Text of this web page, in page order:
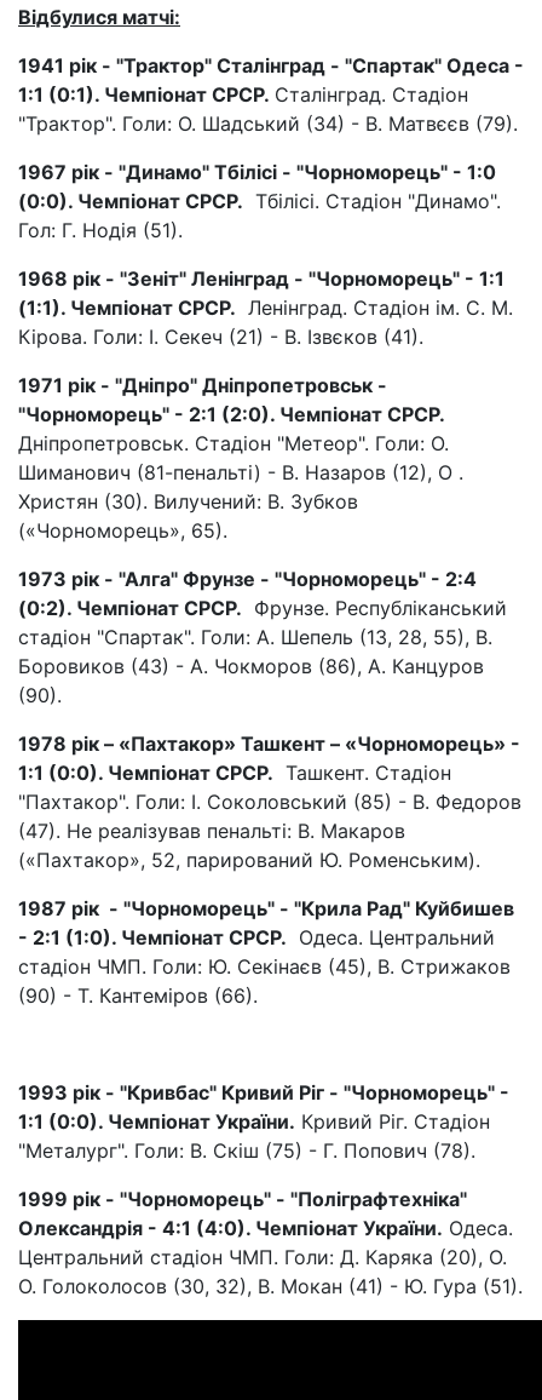
Відбулися матчі:
1941 рік - "Трактор" Сталінград - "Спартак" Одеса -
1:1 (0:1). Чемпіонат СРСР. Сталінград. Стадіон
"Трактор". Голи: О. Шадський (34) - В. Матвєєв (79).
1967 рік - "Динамо" Тбілісі - "Чорноморець" - 1:0
(0:0). Чемпіонат СРСР. Тбілісі. Стадіон "Динамо".
Гол: Г. Нодія (51).
1968 рік - "Зеніт" Ленінград - "Чорноморець" - 1:1
(1:1). Чемпіонат СРСР. Ленінград. Стадіон ім. С. М.
Кірова. Голи: І. Секеч (21) - В. Ізвєков (41).
1971 рік - "Дніпро" Дніпропетровськ -
"Чорноморець" - 2:1 (2:0). Чемпіонат СРСР.
Дніпропетровськ. Стадіон "Метеор". Голи: О.
Шиманович (81-пенальті) - В. Назаров (12), О .
Христян (30). Вилучений: В. Зубков
(«Чорноморець», 65).
1973 рік - "Алга" Фрунзе - "Чорноморець" - 2:4
(0:2). Чемпіонат СРСР. Фрунзе. Республіканський
стадіон "Спартак". Голи: А. Шепель (13, 28, 55), В.
Боровиков (43) - А. Чокморов (86), А. Канцуров
(90).
1978 рік – «Пахтакор» Ташкент – «Чорноморець» -
1:1 (0:0). Чемпіонат СРСР. Ташкент. Стадіон
"Пахтакор". Голи: І. Соколовський (85) - В. Федоров
(47). Не реалізував пенальті: В. Макаров
(«Пахтакор», 52, парирований Ю. Роменським).
1987 рік - "Чорноморець" - "Крила Рад" Куйбишев
- 2:1 (1:0). Чемпіонат СРСР. Одеса. Центральний
стадіон ЧМП. Голи: Ю. Секінаєв (45), В. Стрижаков
(90) - Т. Кантеміров (66).
1993 рік - "Кривбас" Кривий Ріг - "Чорноморець" -
1:1 (0:0). Чемпіонат України. Кривий Ріг. Стадіон
"Металург". Голи: В. Скіш (75) - Г. Попович (78).
1999 рік - "Чорноморець" - "Поліграфтехніка"
Олександрія - 4:1 (4:0). Чемпіонат України. Одеса.
Центральний стадіон ЧМП. Голи: Д. Каряка (20), О.
О. Голоколосов (30, 32), В. Мокан (41) - Ю. Гура (51).